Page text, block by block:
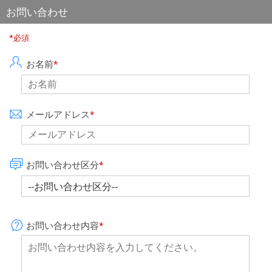
お問い合わせ
*必須
お名前*
メールアドレス*
お問い合わせ区分*
お問い合わせ内容*